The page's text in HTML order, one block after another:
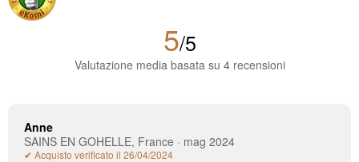
5/5
Valutazione media basata su 4 recensioni
Anne
SAINS EN GOHELLE, France · mag 2024
✔ Acquisto verificato il 26/04/2024